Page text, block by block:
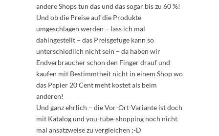
andere Shops tun das und das sogar bis zu 60 %!
Und ob die Preise auf die Produkte
umgeschlagen werden – lass ich mal
dahingestellt – das Preisgefüge kann so
unterschiedlich nicht sein – da haben wir
Endverbraucher schon den Finger drauf und
kaufen mit Bestimmtheit nicht in einem Shop wo
das Papier 20 Cent meht kostet als beim
anderen!
Und ganz ehrlich – die Vor-Ort-Variante ist doch
mit Katalog und you-tube-shopping noch nicht
mal ansatzweise zu vergleichen ;-D